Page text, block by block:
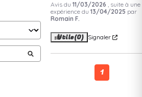
Avis du 11/03/2026 , suite à une
expérience du 13/04/2025 par
Romain F.
Utile(0) Signaler
1